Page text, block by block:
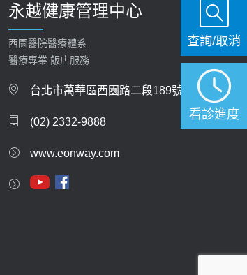
流感疫苗】門診預約
永越健康管理中心
西園醫院醫療體系
醫療專業 飯店服務
台北市萬華區西園路二段189號
(02) 2332-9888
www.eonway.com
看診進度
查詢/取消